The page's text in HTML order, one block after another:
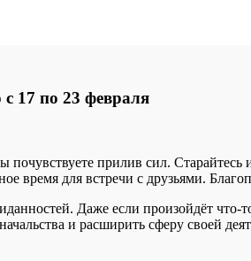
17 по 23 февраля
почувствуете прилив сил.
время для встречи с друзьями.
Даже если произойдёт
и расширить сферу своей